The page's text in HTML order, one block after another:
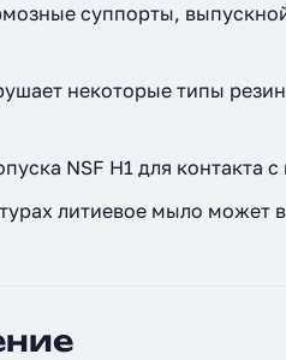
суппорты,
некоторые типы
NSF H1 для контакта
литиевое мыло может